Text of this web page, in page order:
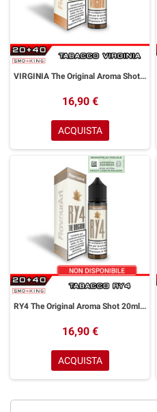
VIRGINIA The Original Aroma Shot 20ml FLAVOURART Tabacco Virginia
16,90 €
ACQUISTA
RY4 The Original Aroma Shot 20ml FLAVOURART Tabacco Caramello Vaniglia
16,90 €
ACQUISTA